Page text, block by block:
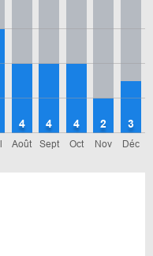
Août
4
Sept
4
Oct
4
Nov
2
Déc
3